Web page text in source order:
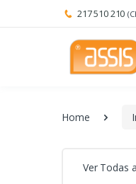
217 510 210
Home
Ver Todas